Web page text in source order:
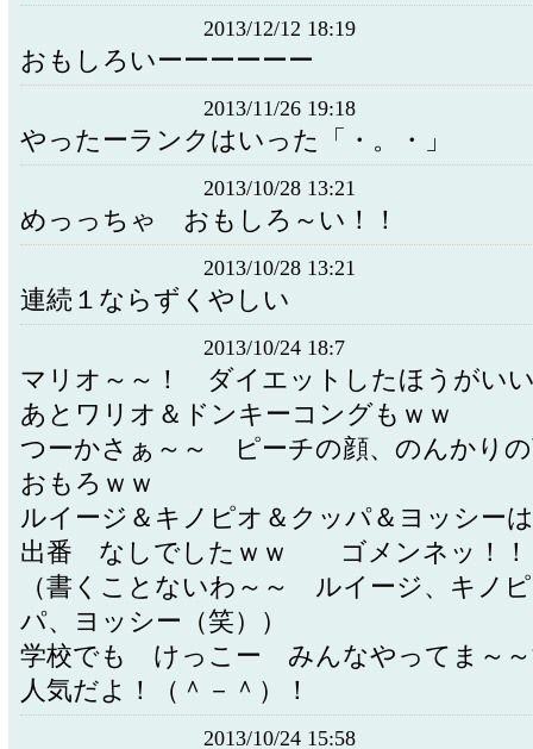
2013/12/12 18:19
おもしろいーーーーーー
2013/11/26 19:18
やったーランクはいった「・。・」
2013/10/28 13:21
めっっちゃ おもしろ～い！！
2013/10/28 13:21
連続１ならずくやしい
2013/10/24 18:7
マリオ～～！ ダイエットしたほうがい
あとワリオ＆ドンキーコングもｗｗ
つーかさぁ～～ ピーチの顔、のんかり
おもろｗｗ
ルイージ＆キノピオ＆クッパ＆ヨッシーは
出番 なしでしたｗｗ ゴメンネッ！！
（書くことないわ～～ ルイージ、キノ
パ、ヨッシー（笑））
学校でも けっこー みんなやってま～
人気だよ！（＾－＾）！
2013/10/24 15:58